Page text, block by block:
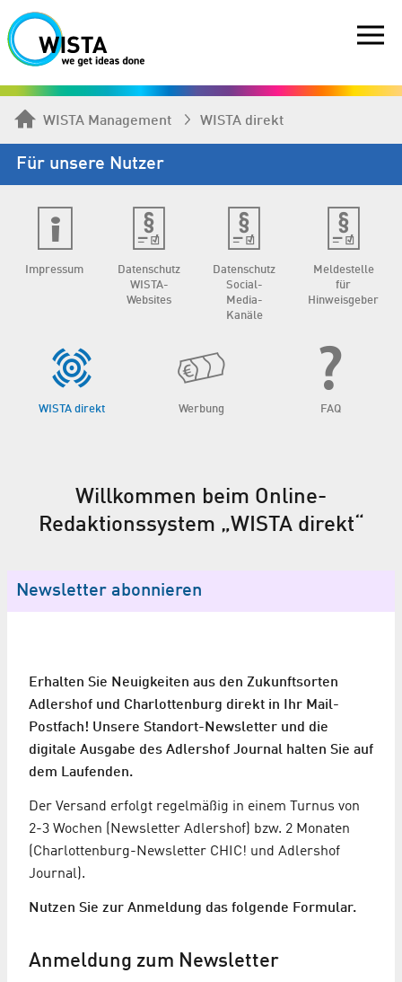
WISTA Management WISTA direkt
Für unsere Nutzer
Impressum
Datenschutz
WISTA-
Websites
Datenschutz
Social-
Media-
Kanäle
Meldestelle
für
Hinweisgeber
WISTA direkt Werbung FAQ
Willkommen beim Online-
Redaktionssystem „WISTA direkt“
Newsletter abonnieren
Erhalten Sie Neuigkeiten aus den Zukunftsorten
Adlershof und Charlottenburg direkt in Ihr Mail-
Postfach! Unsere Standort-Newsletter und die
digitale Ausgabe des Adlershof Journal halten Sie auf
dem Laufenden.
Der Versand erfolgt regelmäßig in einem Turnus von
2-3 Wochen (Newsletter Adlershof) bzw. 2 Monaten
(Charlottenburg-Newsletter CHIC! und Adlershof
Journal).
Nutzen Sie zur Anmeldung das folgende Formular.
Anmeldung zum Newsletter